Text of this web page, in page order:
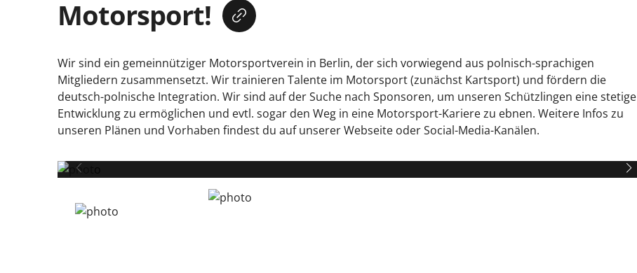
Motorsport!
Wir sind ein gemeinnütziger Motorsportverein in Berlin, der sich vorwiegend aus polnisch-sprachigen
Mitgliedern zusammensetzt. Wir trainieren Talente im Motorsport (zunächst Kartsport) und fördern die
deutsch-polnische Integration. Wir sind auf der Suche nach Sponsoren, um unseren Schützlingen eine stetige
Entwicklung zu ermöglichen und evtl. sogar den Weg in eine Motorsport-Kariere zu ebnen. Weitere Infos zu
unseren Plänen und Vorhaben findest du auf unserer Webseite oder Social-Media-Kanälen.